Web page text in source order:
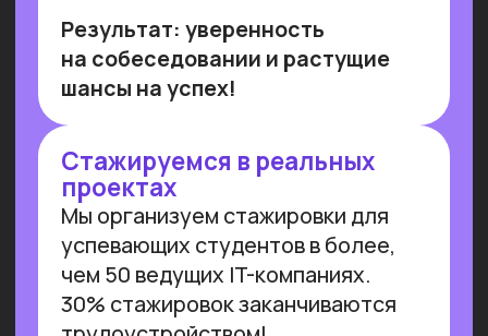
(максимальный уровень — 85%). GenAI
выступает не угрозой, а инструментом
трансформации рынка труда — при
условии его ответственного
и управляемого внедрения. Для
устойчивой реализации преимуществ
от технологии необходимы инвестиции
в переобучение кадров и создание
этической нормативной базы. Такие
выводы содержатся в исследовании
сотрудников Университета
Иннополиса, Высшей школы
менеджмента СПбГУ, МГУ
им. Ломоносова ионлайн-
университета Зерокодер.